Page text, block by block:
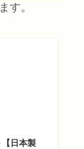
す。
日本製